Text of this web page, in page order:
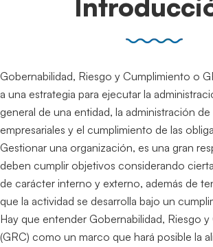
Gobernabilidad, Riesgo y Cumplimiento o
a una estrategia para ejecutar la
general de una entidad, la administración de
empresariales y el cumplimiento de las
Gestionar una organización, es una gran
deben cumplir objetivos considerando
de carácter interno y externo, además de
que la actividad se desarrolla bajo un
Hay que entender Gobernabilidad, Riesgo
(GRC) como un marco que hará posible la